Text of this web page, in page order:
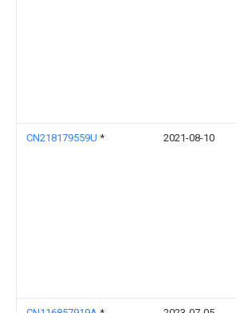
CN218179559U * 2021-08-10